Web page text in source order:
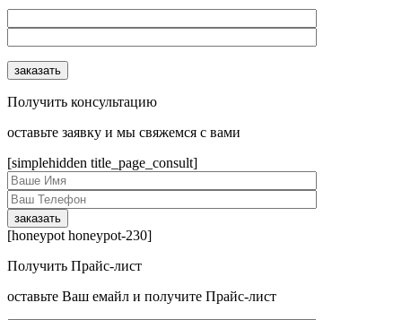
Получить консультацию
оcтавьте заявку и мы свяжемся с вами
[simplehidden title_page_consult]
[honeypot honeypot-230]
Получить Прайс-лист
оcтавьте Ваш емайл и получите Прайс-лист